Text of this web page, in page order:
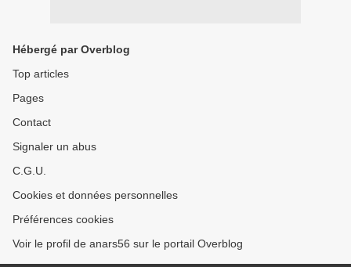
Hébergé par Overblog
Top articles
Pages
Contact
Signaler un abus
C.G.U.
Cookies et données personnelles
Préférences cookies
Voir le profil de anars56 sur le portail Overblog